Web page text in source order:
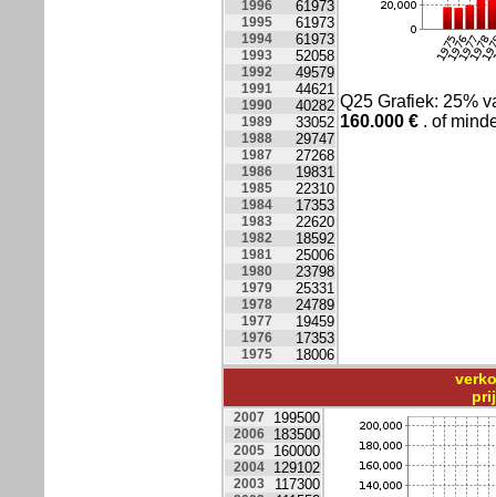
1996 61973
1995 61973
1994 61973
1993 52058
1992 49579
1991 44621
1990 40282
1989 33052
1988 29747
1987 27268
1986 19831
1985 22310
1984 17353
1983 22620
1982 18592
1981 25006
1980 23798
1979 25331
1978 24789
1977 19459
1976 17353
1975 18006
Q25 Grafiek: 25%
160.000 € . of
2007 199500
2006 183500
2005 160000
2004 129102
2003 117300